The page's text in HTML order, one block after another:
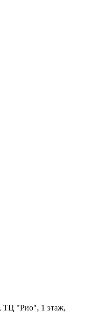
ТЦ "Рио", 1 этаж,